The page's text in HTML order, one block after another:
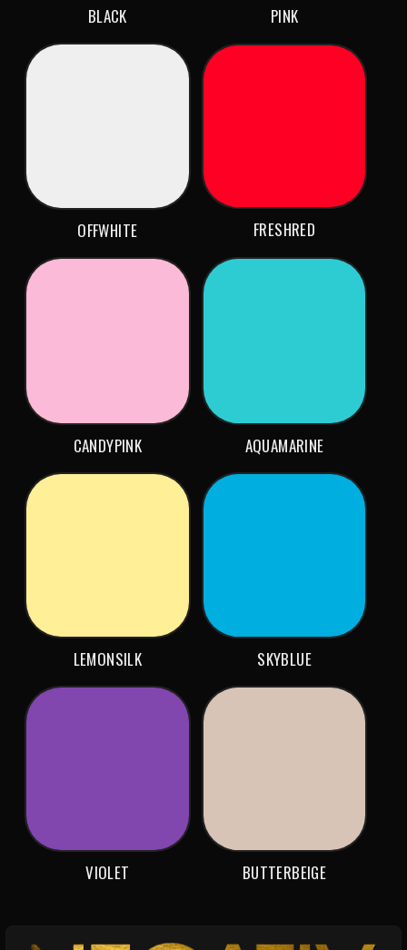
BLACK PINK
OFFWHITE FRESHRED
CANDYPINK AQUAMARINE
LEMONSILK SKYBLUE
VIOLET BUTTERBEIGE